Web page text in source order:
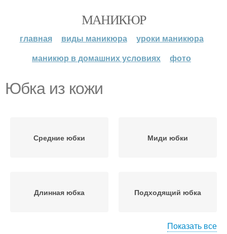
МАНИКЮР
главная виды маникюра
уроки маникюра
маникюр в домашних условиях
фото
Юбка из кожи
Средние юбки Миди юбки
Длинная юбка Подходящий юбка
Показать все